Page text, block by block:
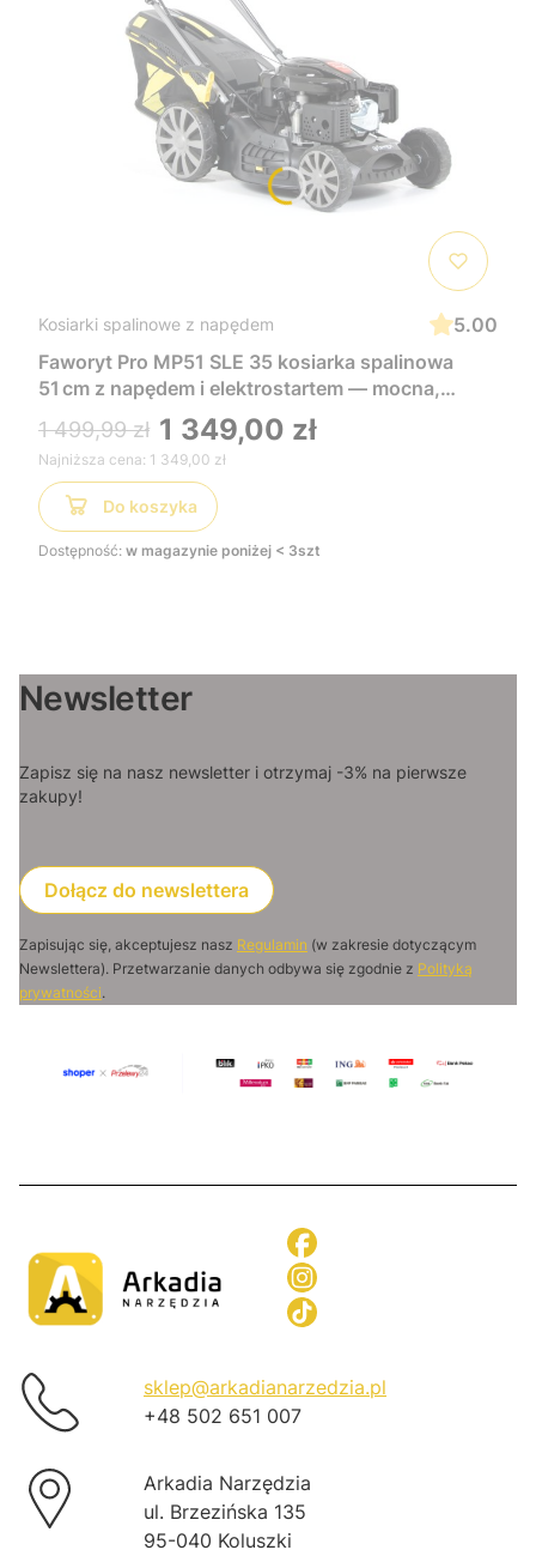
Kosiarki spalinowe z napędem
5.00
Faworyt Pro MP51 SLE 35 kosiarka spalinowa
51 cm z napędem i elektrostartem — mocna,
wygodna i łatwa w uruchomieniu, idealna do
dużych trawników
1 499,99 zł 1 349,00 zł
Najniższa cena: 1 349,00 zł
Do koszyka
Dostępność: w magazynie poniżej < 3szt
Newsletter
Zapisz się na nasz newsletter i otrzymaj -3% na pierwsze
zakupy!
Dołącz do newslettera
Zapisując się, akceptujesz nasz Regulamin (w zakresie dotyczącym
Newslettera). Przetwarzanie danych odbywa się zgodnie z Polityką
prywatności.
sklep@arkadianarzedzia.pl
+48 502 651 007
Arkadia Narzędzia
ul. Brzezińska 135
95-040 Koluszki